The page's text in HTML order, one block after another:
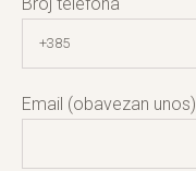
Email (obavezan unos)